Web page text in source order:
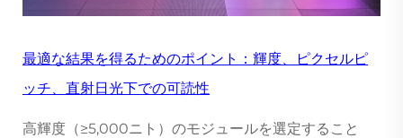
最適な結果を得るためのポイント：輝度、ピクセルピ
ッチ、直射日光下での可読性
高輝度（≥5,000ニト）のモジュールを選定すること